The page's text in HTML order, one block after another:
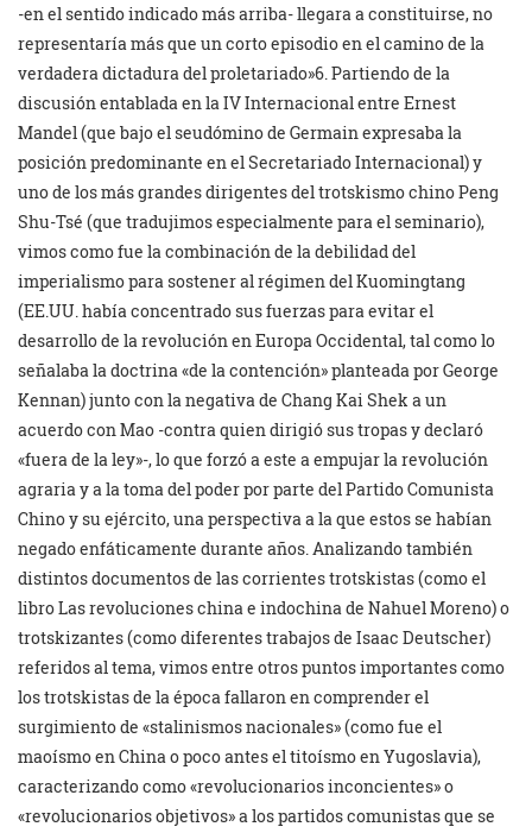
-en el sentido indicado más arriba- llegara a constituirse, no
representaría más que un corto episodio en el camino de la
verdadera dictadura del proletariado»6. Partiendo de la
discusión entablada en la IV Internacional entre Ernest
Mandel (que bajo el seudómino de Germain expresaba la
posición predominante en el Secretariado Internacional) y
uno de los más grandes dirigentes del trotskismo chino Peng
Shu-Tsé (que tradujimos especialmente para el seminario),
vimos como fue la combinación de la debilidad del
imperialismo para sostener al régimen del Kuomingtang
(EE.UU. había concentrado sus fuerzas para evitar el
desarrollo de la revolución en Europa Occidental, tal como lo
señalaba la doctrina «de la contención» planteada por George
Kennan) junto con la negativa de Chang Kai Shek a un
acuerdo con Mao -contra quien dirigió sus tropas y declaró
«fuera de la ley»-, lo que forzó a este a empujar la revolución
agraria y a la toma del poder por parte del Partido Comunista
Chino y su ejército, una perspectiva a la que estos se habían
negado enfáticamente durante años. Analizando también
distintos documentos de las corrientes trotskistas (como el
libro Las revoluciones china e indochina de Nahuel Moreno) o
trotskizantes (como diferentes trabajos de Isaac Deutscher)
referidos al tema, vimos entre otros puntos importantes como
los trotskistas de la época fallaron en comprender el
surgimiento de «stalinismos nacionales» (como fue el
maoísmo en China o poco antes el titoísmo en Yugoslavia),
caracterizando como «revolucionarios inconcientes» o
«revolucionarios objetivos» a los partidos comunistas que se